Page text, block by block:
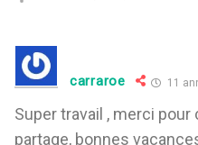
carraroe 11
Super travail , merci
partage, bonnes